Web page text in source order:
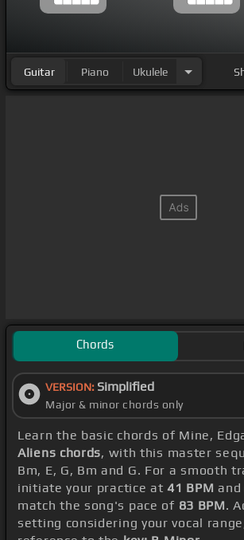
Guitar Piano Ukulele
Chords
VERSION: Simplified
Major & minor chords only
Learn the basic chords of Mine,
Aliens chords, with this master
Bm, E, G, Bm and G. For a smooth
initiate your practice at41 BPM and
match the song's pace of 83 BPM.
setting considering your vocal